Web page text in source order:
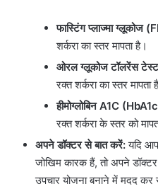
फास्टिंग प्लाज्मा ग्लूकोज
शर्करा का स्तर मापता है।
ओरल ग्लूकोज टॉलरेंस
रक्त शर्करा का स्तर मापता
हीमोग्लोबिन A1C
रक्त शर्करा के स्तर को
अपने डॉक्टर से बात करें:यदि
जोखिम कारक हैं, तो अपने
उपचार योजना बनाने में मदद